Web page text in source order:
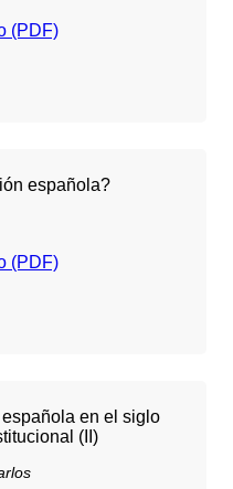
(PDF)
española?
(PDF)
en el siglo
(II)